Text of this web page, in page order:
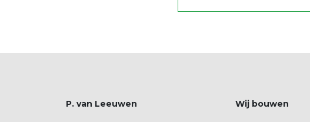
P. van Leeuwen Wij bouwen